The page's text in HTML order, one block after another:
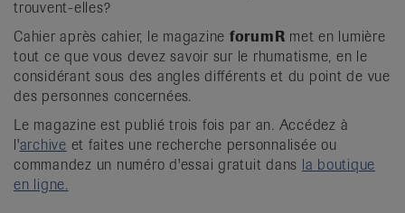
trouvent-elles?
Cahier après cahier, le magazine forumR met en lumière
tout ce que vous devez savoir sur le rhumatisme, en le
considérant sous des angles différents et du point de vue
des personnes concernées.
Le magazine est publié trois fois par an. Accédez à
l'archive et faites une recherche personnalisée ou
commandez un numéro d'essai gratuit dans la boutique
en ligne.